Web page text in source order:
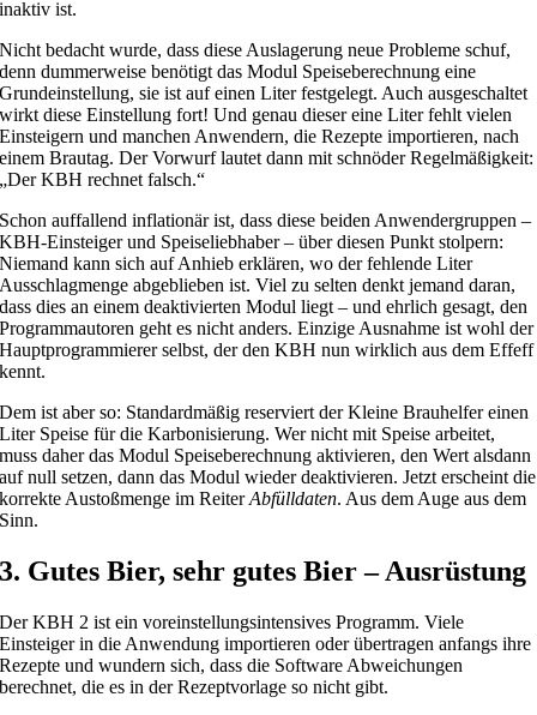
inaktiv ist.
Nicht bedacht wurde, dass diese Auslagerung neue Probleme schuf,
denn dummerweise benötigt das Modul Speiseberechnung eine
Grundeinstellung, sie ist auf einen Liter festgelegt. Auch ausgeschaltet
wirkt diese Einstellung fort! Und genau dieser eine Liter fehlt vielen
Einsteigern und manchen Anwendern, die Rezepte importieren, nach
einem Brautag. Der Vorwurf lautet dann mit schnöder Regelmäßigkeit:
„Der KBH rechnet falsch.“
Schon auffallend inflationär ist, dass diese beiden Anwendergruppen –
KBH-Einsteiger und Speiseliebhaber – über diesen Punkt stolpern:
Niemand kann sich auf Anhieb erklären, wo der fehlende Liter
Ausschlagmenge abgeblieben ist. Viel zu selten denkt jemand daran,
dass dies an einem deaktivierten Modul liegt – und ehrlich gesagt, den
Programmautoren geht es nicht anders. Einzige Ausnahme ist wohl der
Hauptprogrammierer selbst, der den KBH nun wirklich aus dem Effeff
kennt.
Dem ist aber so: Standardmäßig reserviert der Kleine Brauhelfer einen
Liter Speise für die Karbonisierung. Wer nicht mit Speise arbeitet,
muss daher das Modul Speiseberechnung aktivieren, den Wert alsdann
auf null setzen, dann das Modul wieder deaktivieren. Jetzt erscheint die
korrekte Austoßmenge im ReiterAbfülldaten. Aus dem Auge aus dem
Sinn.
3. Gutes Bier, sehr gutes Bier – Ausrüstung
Der KBH 2 ist ein voreinstellungsintensives Programm. Viele
Einsteiger in die Anwendung importieren oder übertragen anfangs ihre
Rezepte und wundern sich, dass die Software Abweichungen
berechnet, die es in der Rezeptvorlage so nicht gibt.